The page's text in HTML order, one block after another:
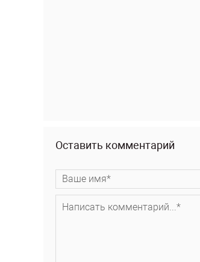
Оставить комментарий